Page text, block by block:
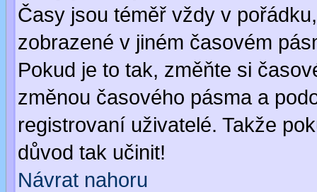
Časy jsou téměř vždy v
zobrazené v jiném časovém
Pokud je to tak, změňte si
změnou časového pásma a
registrovaní uživatelé. Takže
důvod tak učinit!
Návrat nahoru